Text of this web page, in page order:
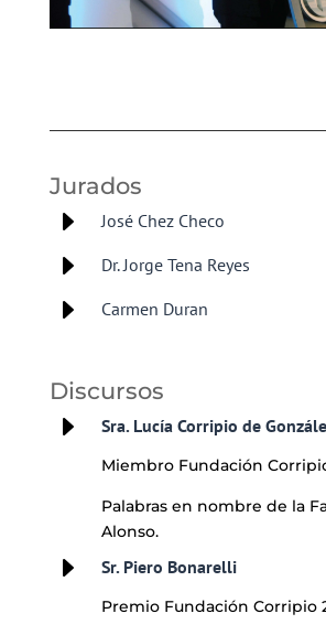
Jurados
E José Chez Checo
E Dr. Jorge Tena Reyes
E Carmen Duran
Discursos
E Sra. Lucía Corripio de
Miembro Fundación
Palabras en nombre de la
Alonso.
E Sr. Piero Bonarelli
Premio Fundación Corripio